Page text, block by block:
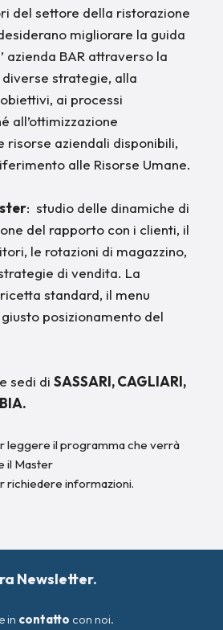
del settore della ristorazione
migliorare la guida
azienda BAR attraverso la
strategie, alla
ai processi
all’ottimizzazione
risorse aziendali disponibili,
alle Risorse Umane.
: studio delle dinamiche di
del rapporto con i clienti, il
le rotazioni di magazzino,
di vendita. La
standard, il menu
posizionamento del
sedi di SASSARI, CAGLIARI,
leggere il programma che verrà
il Master
richiedere informazioni.
Newsletter.
in contatto con noi.